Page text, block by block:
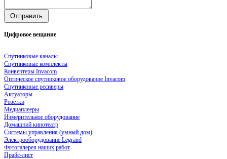
Цифровое вещание
Спутниковые каналы
Спутниковые комплекты
Конвертеры Invacom
Оптическое спутниковое оборудование Invacom
Спутниковые ресиверы
Актуаторы
Розетки
Медиаплееры
Измерительное оборудование
Домашний кинотеатр
Системы управления (умный дом)
Электрооборудование Legrand
Фотогалерея наших работ
Прайс-лист